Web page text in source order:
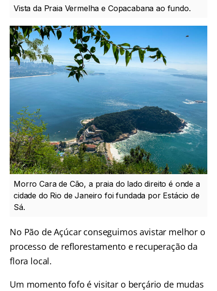
Vista da Praia Vermelha e Copacabana ao fundo.
Morro Cara de Cão, a praia do lado direito é onde a
cidade do Rio de Janeiro foi fundada por Estácio de
Sá.
No Pão de Açúcar conseguimos avistar melhor o
processo de reflorestamento e recuperação da
flora local.
Um momento fofo é visitar o berçário de mudas